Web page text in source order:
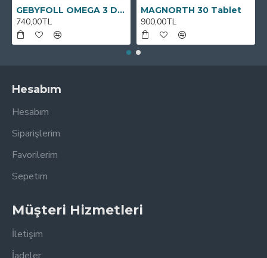
GEBYFOLL OMEGA 3 DHA
740,00TL
MAGNORTH 30 Tablet
900,00TL
Hesabım
Hesabım
Siparişlerim
Favorilerim
Sepetim
Müşteri Hizmetleri
İletişim